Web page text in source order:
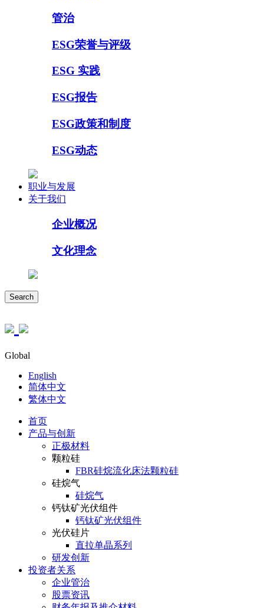
管治
ESG荣誉与评级
ESG 实践
ESG报告
ESG政策和制度
ESG动态
职业与发展
关于我们
企业概况
文化理念
Search
Global
English
简体中文
繁体中文
首页
产品与创新
正极材料
颗粒硅
FBR硅烷流化床法颗粒硅
硅烷气
硅烷气
钙钛矿光伏组件
钙钛矿光伏组件
光伏硅片
直拉单晶系列
研发创新
投资者关系
企业管治
股票资讯